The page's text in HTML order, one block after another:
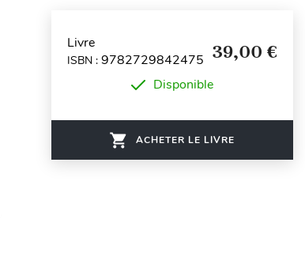
Livre
ISBN : 9782729842475 39,00 €
Disponible
ACHETER LE LIVRE